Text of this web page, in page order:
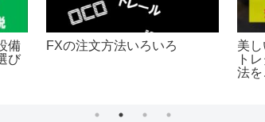
備
び
FXの注文方法いろいろ
美
ト
法